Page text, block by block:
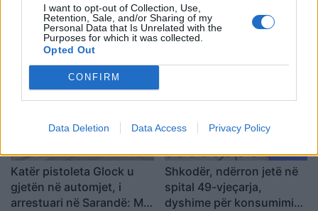
I want to opt-out of Collection, Use,
Retention, Sale, and/or Sharing of my
Personal Data that Is Unrelated with the
Purposes for which it was collected.
Opted Out
CONFIRM
Data Deletion Data Access Privacy Policy
Qytetarët mblidhen në
sheshin “Skënderbej” në
ditën e 68-të të protestës
kundër Ramës, kërkojnë
largimin e tij
Miri rrëfen si ka ndryshuar
jeta e familjes së tij pas
daljes nga Big Brother
Katër pistoleta Glock u
gjetën në automjet, i
arrestuari në Sarandë: Më
Shkodër, ndërron jetë në
spital 49-vjeçarja,
dyshime për konsumimin